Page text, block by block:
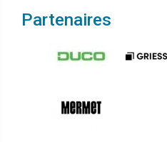
Partenaires